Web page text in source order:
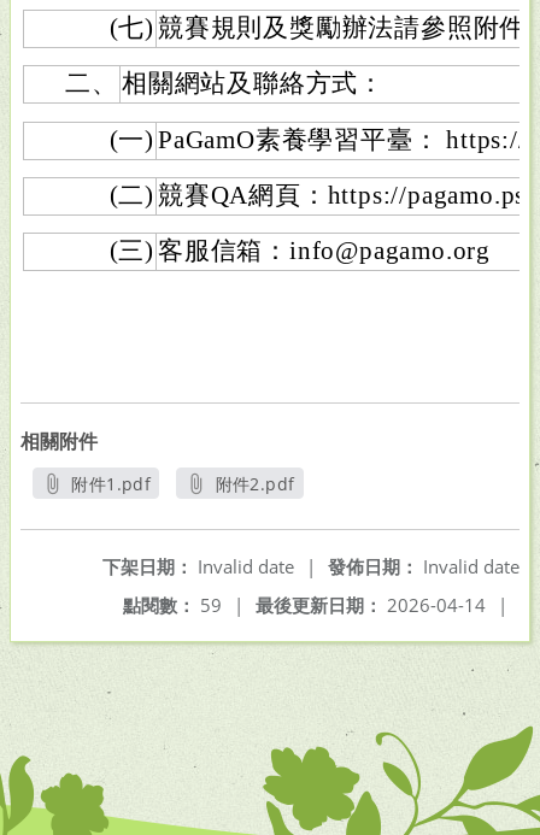
(七) 競賽規則及獎勵辦法請參照附件
二、
相關網站及聯絡方式：
(一) PaGamO素養學習平臺： https://
(二) 競賽QA網頁：https://
(三) 客服信箱：info@pagamo.org
相關附件
附件1.pdf
附件2.pdf
發佈日期： Invalid date
下架日期： Invalid date
|
最後更新日期： 2026-04-14 |
點閱數： 59 |